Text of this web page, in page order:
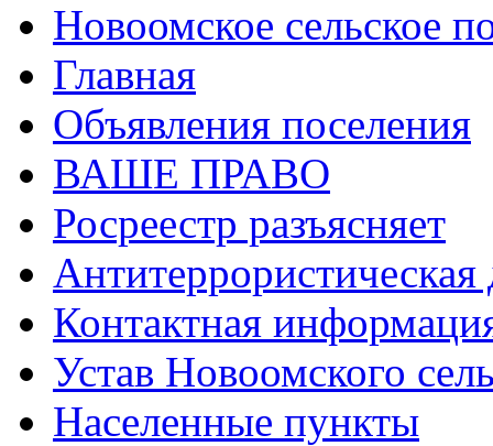
Новоомское сельское
Главная
Объявления поселения
ВАШЕ ПРАВО
Росреестр разъясняет
Антитеррористическая
Контактная
Устав Новоомского
Населенные пункты